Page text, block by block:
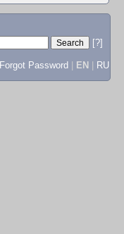
[?]
Forgot Password EN RU